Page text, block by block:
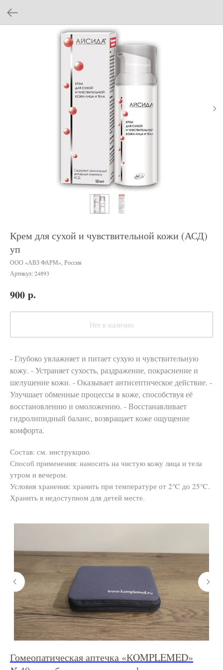
Крем для сухой и чувствительной кожи (АСД)
уп
ООО «АВЗ ФАРМ», Россия
Артикул: 24893
900 р.
Нет в наличии
- Глубоко увлажняет и питает сухую и чувствительную
кожу. - Устраняет сухость, раздражение, покраснение и
шелушение кожи. - Оказывает антисептическое действие. -
Улучшает обменные процессы в коже, способствуя её
восстановлению и омоложению. - Восстанавливает
гидролипидный баланс, возвращает коже ощущение
комфорта.
Состав: см. инструкцию.
Способ применения: наносить на чистую кожу лица и тела
утром и вечером.
Условия хранения: хранить при температуре от 2℃ до 25℃.
Хранить в недоступном для детей месте.
Гомеопатическая аптечка «КOMPLEMED»